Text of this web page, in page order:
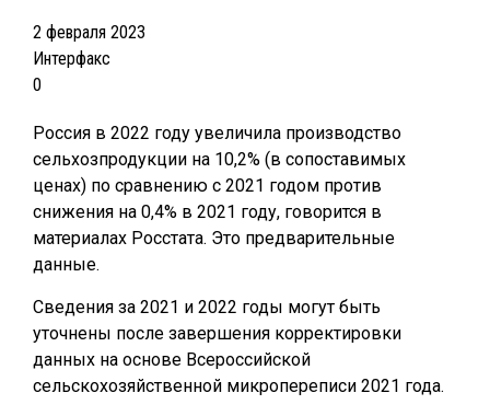
2 февраля 2023
Интерфакс
0
Россия в 2022 году увеличила производство
сельхозпродукции на 10,2% (в сопоставимых
ценах) по сравнению с 2021 годом против
снижения на 0,4% в 2021 году, говорится в
материалах Росстата. Это предварительные
данные.
Сведения за 2021 и 2022 годы могут быть
уточнены после завершения корректировки
данных на основе Всероссийской
сельскохозяйственной микропереписи 2021 года.